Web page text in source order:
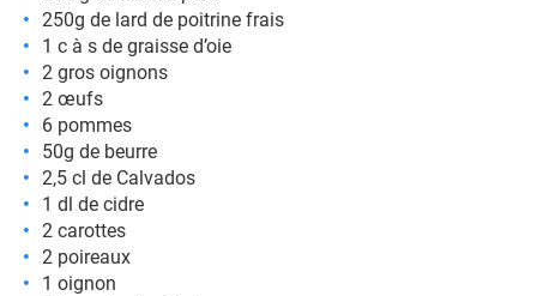
250g de lard de poitrine frais
1 c à s de graisse d’oie
2 gros oignons
2 œufs
6 pommes
50g de beurre
2,5 cl de Calvados
1 dl de cidre
2 carottes
2 poireaux
1 oignon